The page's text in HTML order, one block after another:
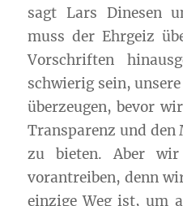
sagt Lars Dinesen
muss der Ehrgeiz
Vorschriften
schwierig sein,
überzeugen, bevor
Transparenz und den
zu bieten. Aber
vorantreiben, denn
einzige Weg ist, um